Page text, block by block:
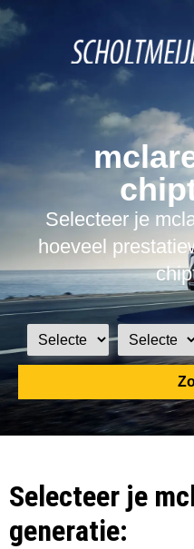
Selecteer je
hoeveel
Selecteer je
generatie: